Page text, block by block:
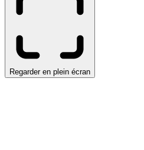
Regarder en plein écran